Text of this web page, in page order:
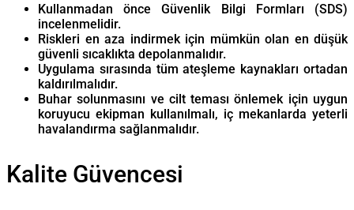
Kullanmadan önce Güvenlik Bilgi Formları (SDS)
incelenmelidir.
Riskleri en aza indirmek için mümkün olan en düşük
güvenli sıcaklıkta depolanmalıdır.
Uygulama sırasında tüm ateşleme kaynakları ortadan
kaldırılmalıdır.
Buhar solunmasını ve cilt teması önlemek için uygun
koruyucu ekipman kullanılmalı, iç mekanlarda yeterli
havalandırma sağlanmalıdır.
Kalite Güvencesi